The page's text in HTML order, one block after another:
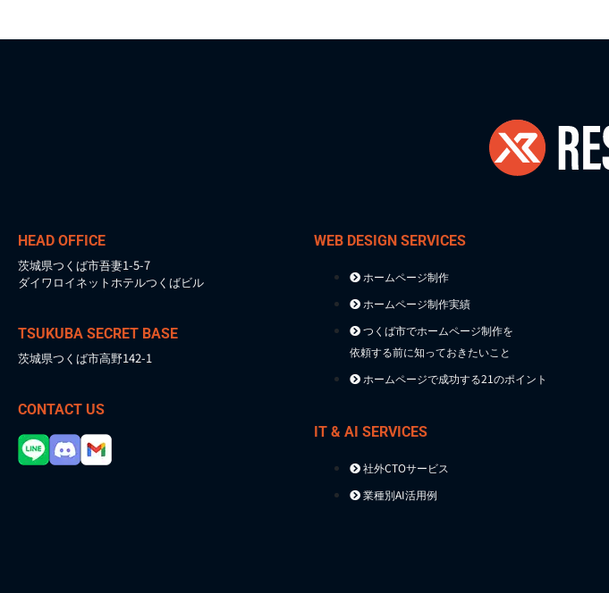
HEAD OFFICE
茨城県つくば市吾妻1-5-7
ダイワロイネットホテルつくばビル
TSUKUBA SECRET BASE
茨城県つくば市高野142-1
CONTACT US
WEB DESIGN SERVICES
ホームページ制作
ホームページ制作実績
つくば市でホームページ制作を
依頼する前に知っておきたいこと
ホームページで成功する21のポイント
IT & AI SERVICES
社外CTOサービス
業種別AI活用例